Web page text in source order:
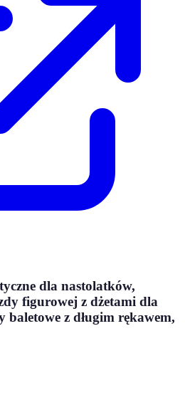
dla nastolatków,
figurowej z dżetami dla
baletowe z długim rękawem,